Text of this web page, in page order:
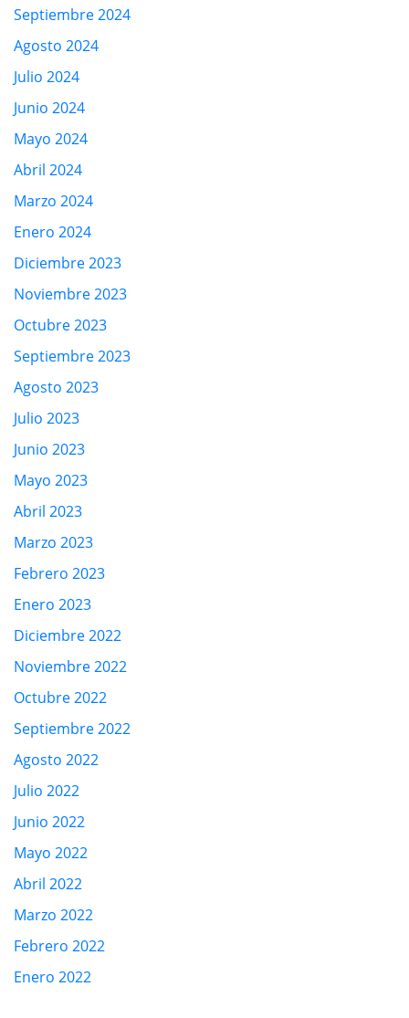
Septiembre 2024
Agosto 2024
Julio 2024
Junio 2024
Mayo 2024
Abril 2024
Marzo 2024
Enero 2024
Diciembre 2023
Noviembre 2023
Octubre 2023
Septiembre 2023
Agosto 2023
Julio 2023
Junio 2023
Mayo 2023
Abril 2023
Marzo 2023
Febrero 2023
Enero 2023
Diciembre 2022
Noviembre 2022
Octubre 2022
Septiembre 2022
Agosto 2022
Julio 2022
Junio 2022
Mayo 2022
Abril 2022
Marzo 2022
Febrero 2022
Enero 2022